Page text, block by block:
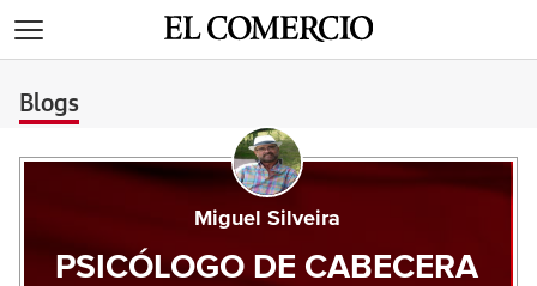
Blogs
Miguel Silveira
PSICÓLOGO DE CABECERA